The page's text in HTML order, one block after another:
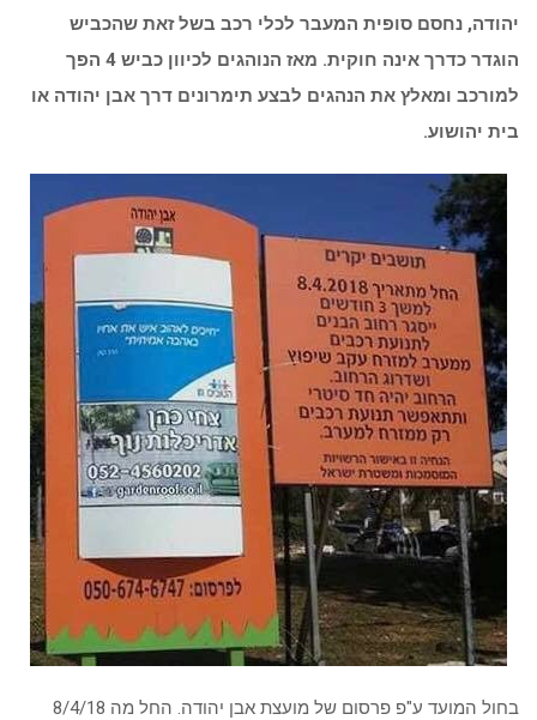
יהודה, נחסם סופית המעבר לכלי רכב בשל זאת שהכביש
הוגדר כדרך אינה חוקית. מאז הנוהגים לכיוון כביש 4 הפך
למורכב ומאלץ את הנהגים לבצע תימרונים דרך אבן יהודה או
בית יהושוע.
בחול המועד ע"פ פרסום של מועצת אבן יהודה. החל מה 8/4/18